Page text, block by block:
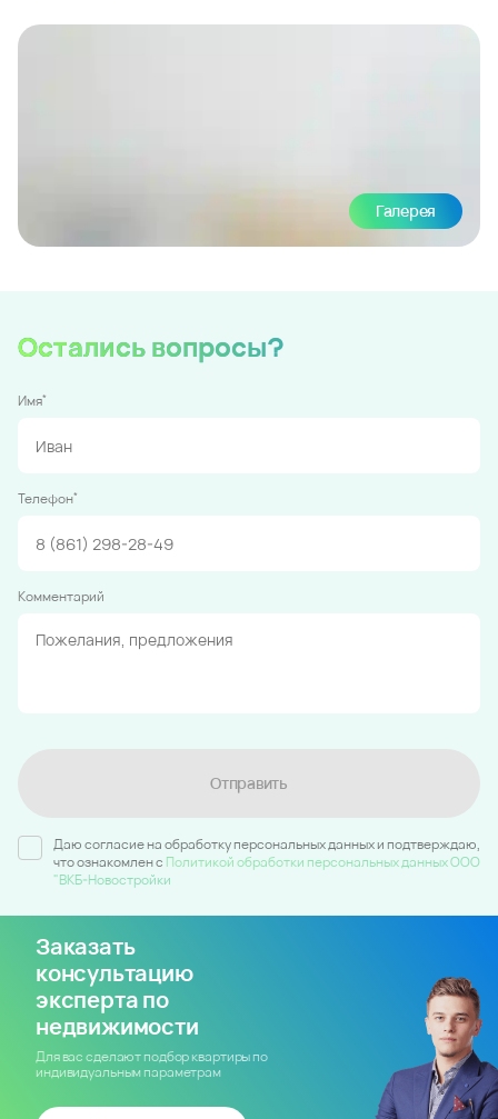
Галерея
Остались вопросы?
Имя*
Телефон*
Комментарий
Отправить
Даю согласие на обработку персональных данных и подтверждаю,
что ознакомлен c Политикой обработки персональных данных ООО
"ВКБ-Новостройки
Заказать
консультацию
эксперта по
недвижимости
Для вас сделают подбор квартиры по
индивидуальным параметрам